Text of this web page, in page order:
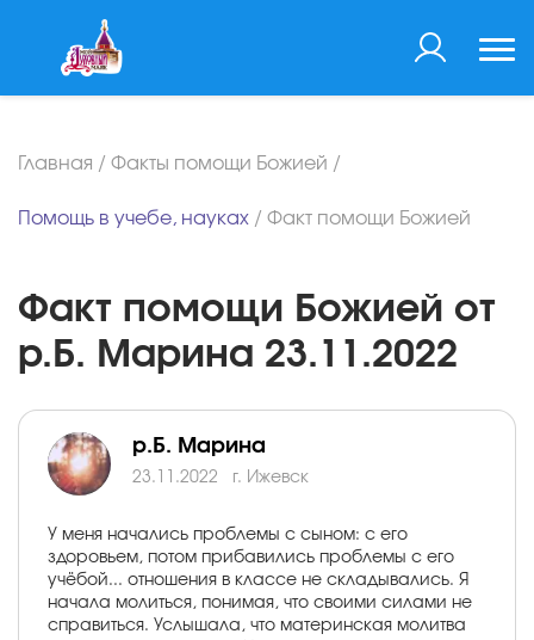
Главная / Факты помощи Божией /
Помощь в учебе, науках / Факт помощи Божией
Факт помощи Божией от
р.Б. Марина 23.11.2022
р.Б. Марина
23.11.2022 г. Ижевск
У меня начались проблемы с сыном: с его
здоровьем, потом прибавились проблемы с его
учёбой... отношения в классе не складывались. Я
начала молиться, понимая, что своими силами не
справиться. Услышала, что материнская молитва